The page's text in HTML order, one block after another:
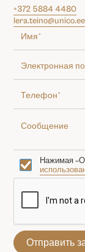
+372 5884 4480
lera.teino@unico.ee
Нажимая